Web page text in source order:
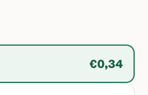
€0,34